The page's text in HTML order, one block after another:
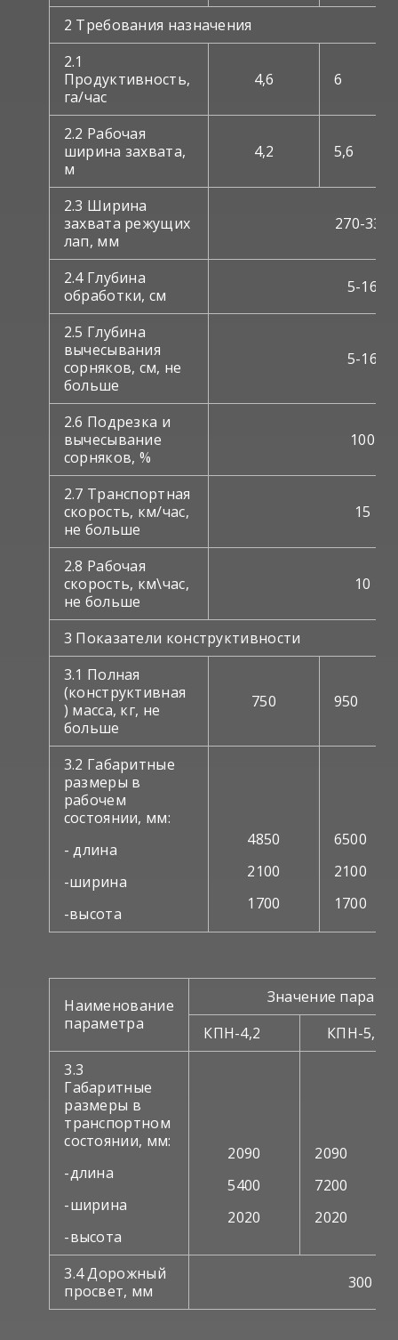
2 Требования назначения
2.1
Продуктивность,
га/час
4,6 6
2.2 Рабочая
ширина захвата,
м
4,2 5,6
2.3 Ширина
захвата режущих
лап, мм
270-330
2.4 Глубина
обработки, см
5-16
2.5 Глубина
вычесывания
сорняков, см, не
больше
5-16
2.6 Подрезка и
вычесывание
сорняков, %
100
2.7 Транспортная
скорость, км/час,
не больше
15
2.8 Рабочая
скорость, км\час,
не больше
10
3 Показатели конструктивности
3.1 Полная
(конструктивная
) масса, кг, не
больше
750 950
3.2 Габаритные
размеры в
рабочем
состоянии, мм:
- длина
-ширина
-высота
4850
2100
1700
6500
2100
1700
Наименование
параметра
Значение
КПН-4,2
КПН-5,6
3.3
Габаритные
размеры в
транспортном
состоянии, мм:
-длина
-ширина
-высота
2090
5400
2020
2090
7200
2020
3.4 Дорожный
просвет, мм
300